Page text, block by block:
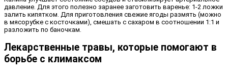
давление. Для этого полезно заранее заготовить варенье: 1-2 ложки
залить кипятком. Для приготовления свежие ягоды размять (можно
в мясорубке с косточками), смешать с сахаром в соотношении 1:1 и
разложить по баночкам.
Лекарственные травы, которые помогают в
борьбе с климаксом